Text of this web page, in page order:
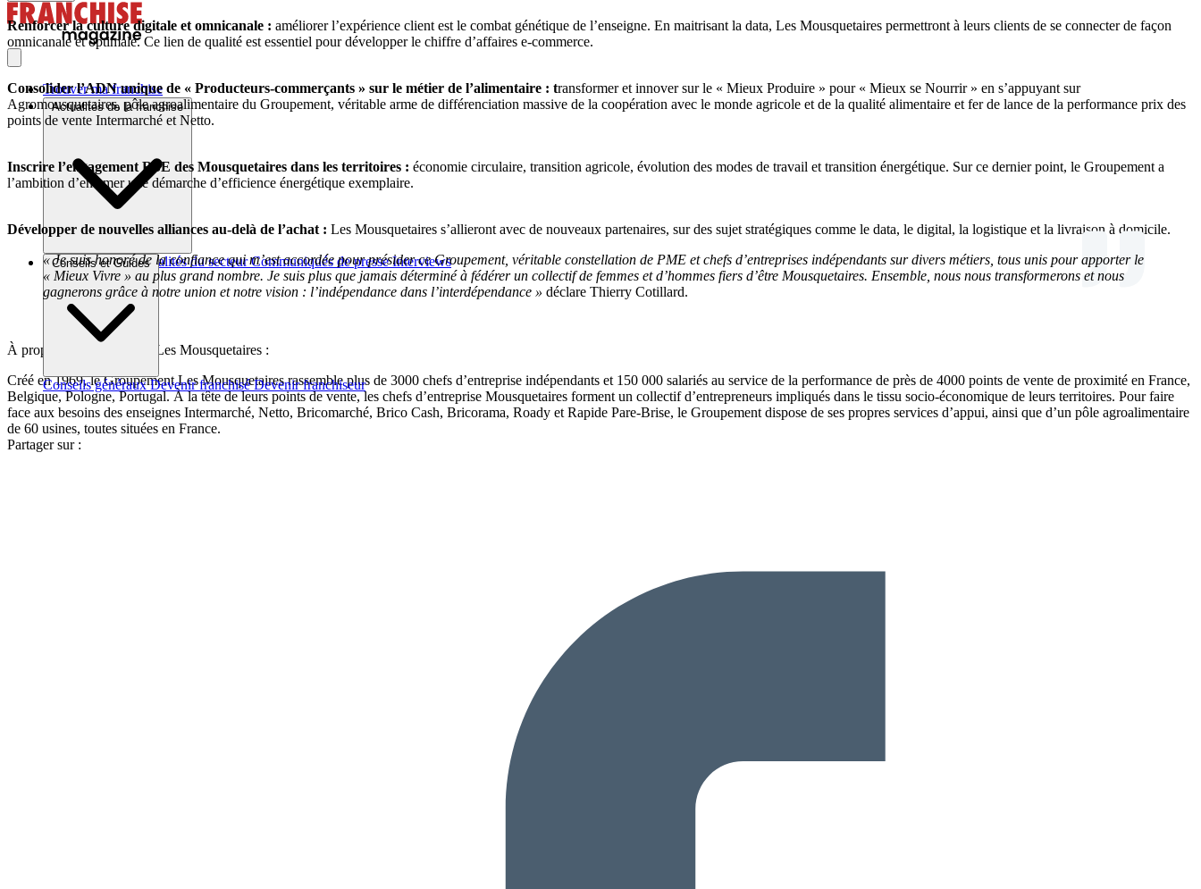
Trouver ma franchise
Actualités de la franchise
Brèves et actusActualités du secteur Communiqués de presse Interviews
Conseils et Guides
Conseils généraux Devenir franchisé Devenir franchiseur
Renforcer la culture digitale et omnicanale : améliorer l’expérience client est le combat génétique de l’enseigne. En maitrisant la data, Les Mousquetaires permettront à leurs clients de se connecter de façon
omnicanale et optimale. Ce lien de qualité est essentiel pour développer le chiffre d’affaires e-commerce.
Consolider l’ADN unique de « Producteurs-commerçants » sur le métier de l’alimentaire : transformer et innover sur le « Mieux Produire » pour « Mieux se Nourrir » en s’appuyant sur
Agromousquetaires, pôle agroalimentaire du Groupement, véritable arme de différenciation massive de la coopération avec le monde agricole et de la qualité alimentaire et fer de lance de la performance prix des
points de vente Intermarché et Netto.
Inscrire l’engagement RSE des Mousquetaires dans les territoires : économie circulaire, transition agricole, évolution des modes de travail et transition énergétique. Sur ce dernier point, le Groupement a
l’ambition d’entamer une démarche d’efficience énergétique exemplaire.
Développer de nouvelles alliances au-delà de l’achat : Les Mousquetaires s’allieront avec de nouveaux partenaires, sur des sujet stratégiques comme le data, le digital, la logistique et la livraison à domicile.
« Je suis honoré de la confiance qui m’est accordée pour présider ce Groupement, véritable constellation de PME et chefs d’entreprises indépendants sur divers métiers, tous unis pour apporter le
« Mieux Vivre » au plus grand nombre. Je suis plus que jamais déterminé à fédérer un collectif de femmes et d’hommes fiers d’être Mousquetaires. Ensemble, nous nous transformerons et nous
gagnerons grâce à notre union et notre vision : l’indépendance dans l’interdépendance » déclare Thierry Cotillard.
À propos du Groupement Les Mousquetaires :
Créé en 1969, le Groupement Les Mousquetaires rassemble plus de 3000 chefs d’entreprise indépendants et 150 000 salariés au service de la performance de près de 4000 points de vente de proximité en France,
Belgique, Pologne, Portugal. À la tête de leurs points de vente, les chefs d’entreprise Mousquetaires forment un collectif d’entrepreneurs impliqués dans le tissu socio-économique de leurs territoires. Pour faire
face aux besoins des enseignes Intermarché, Netto, Bricomarché, Brico Cash, Bricorama, Roady et Rapide Pare-Brise, le Groupement dispose de ses propres services d’appui, ainsi que d’un pôle agroalimentaire
de 60 usines, toutes situées en France.
Partager sur :